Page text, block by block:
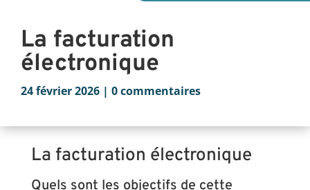
La facturation
électronique
24 février 2026 | 0 commentaires
La facturation électronique
Quels sont les objectifs de cette